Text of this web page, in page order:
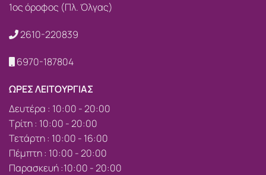
1ος όροφος (Πλ. Όλγας)
2610-220839
6970-187804
ΩΡΕΣ ΛΕΙΤΟΥΡΓΙΑΣ
Δευτέρα : 10:00 - 20:00
Τρίτη : 10:00 - 20:00
Τετάρτη : 10:00 - 16:00
Πέμπτη : 10:00 - 20:00
Παρασκευή :10:00 - 20:00